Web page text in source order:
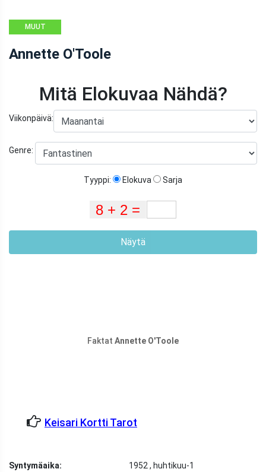
MUUT
Annette O'Toole
Mitä Elokuvaa Nähdä?
Viikonpäivä:
Genre:
Tyyppi: Elokuva Sarja
Näytä
Faktat Annette O'Toole
Keisari Kortti Tarot
Syntymäaika:
1952 , huhtikuu-1